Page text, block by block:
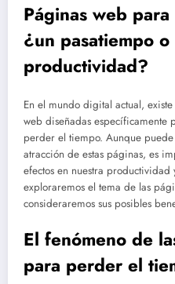
Páginas web
¿un pasatiempo
productividad?
En el mundo digital actual,
web diseñadas específicamente
perder el tiempo. Aunque
atracción de estas páginas, es
efectos en nuestra productividad
exploraremos el tema de las
consideraremos sus posibles
El fenómeno de
para perder el